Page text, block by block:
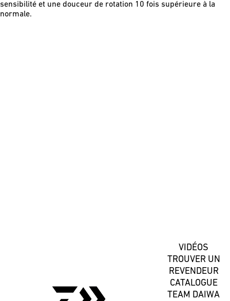
sensibilité et une douceur de rotation 10 fois supérieure à la
normale.
VIDÉOS
TROUVER UN
REVENDEUR
CATALOGUE
TEAM DAIWA